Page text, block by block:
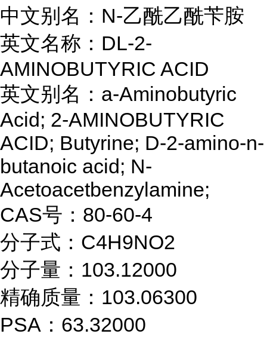
中文别名：N-乙酰乙酰苄胺
英文名称：DL-2-
AMINOBUTYRIC ACID
英文别名：a-Aminobutyric
Acid; 2-AMINOBUTYRIC
ACID; Butyrine; D-2-amino-n-
butanoic acid; N-
Acetoacetbenzylamine;
CAS号：80-60-4
分子式：C4H9NO2
分子量：103.12000
精确质量：103.06300
PSA：63.32000